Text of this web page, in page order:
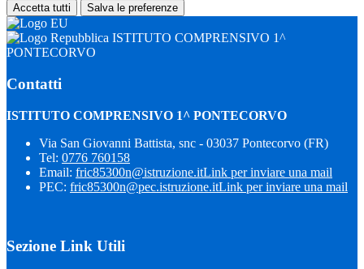
Accetta tutti Salva le preferenze
ISTITUTO COMPRENSIVO 1^
PONTECORVO
Contatti
ISTITUTO COMPRENSIVO 1^ PONTECORVO
Via San Giovanni Battista, snc - 03037 Pontecorvo (FR)
Tel: 0776 760158
Email: fric85300n@istruzione.itLink per inviare una mail
PEC: fric85300n@pec.istruzione.itLink per inviare una mail
Sezione Link Utili